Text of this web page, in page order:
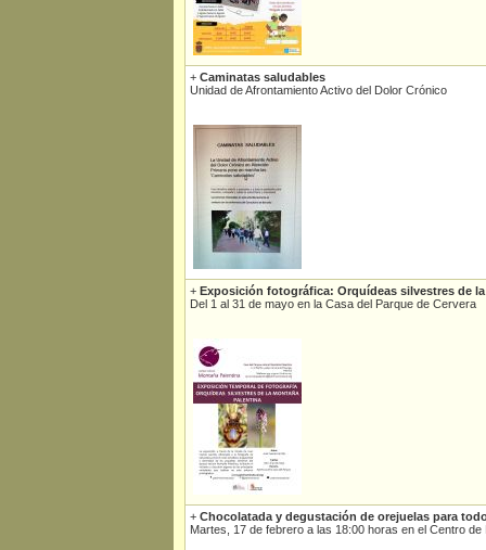
+ Caminatas saludables
Unidad de Afrontamiento Activo del Dolor Crónico
+ Exposición fotográfica: Orquídeas silvestres de
Del 1 al 31 de mayo en la Casa del Parque de Cervera
+ Chocolatada y degustación de orejuelas para
Martes, 17 de febrero a las 18:00 horas en el Centro